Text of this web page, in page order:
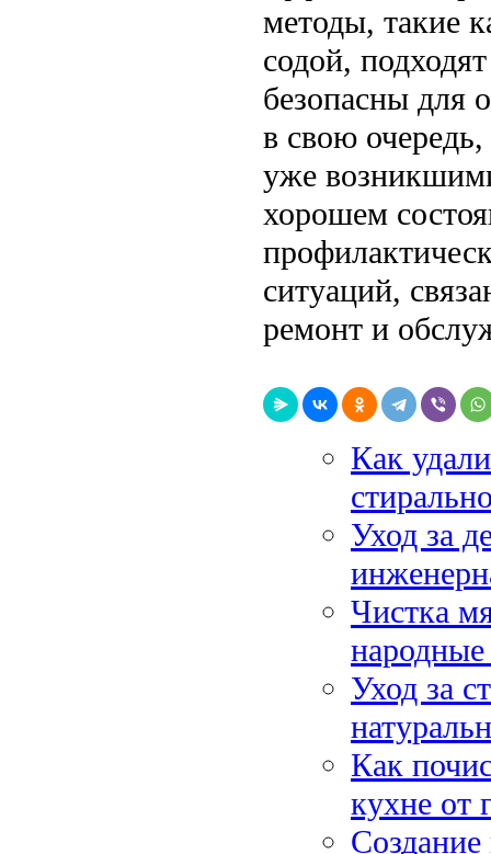
методы, такие
содой,
безопасны для
в свою
уже
хорошем
ситуаций,
ремонт и
Как
Уход за
Чистка
Уход за
Как
кухне от